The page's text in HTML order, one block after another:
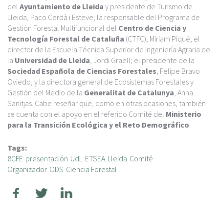
del Ayuntamiento de Lleida y presidente de Turismo de
Lleida, Paco Cerdà i Esteve; la responsable del Programa de
Gestión Forestal Multifuncional del Centro de Ciencia y
Tecnología Forestal de Cataluña (CTFC), Miriam Piqué; el
director de la Escuela Técnica Superior de Ingeniería Agraria de
la Universidad de Lleida , Jordi Graell; el presidente de la
Sociedad Española de Ciencias Forestales , Felipe Bravo
Oviedo, y la directora general de Ecosistemas Forestales y
Gestión del Medio de la Generalitat de Catalunya , Anna
Sanitjas. Cabe reseñar que, como en otras ocasiones, también
se cuenta con el apoyo en el referido Comité del Ministerio
para la Transición Ecológica y el Reto Demográfico
Tags:
8CFE presentación UdL ETSEA Lleida Comité
Organizador ODS Ciencia Forestal